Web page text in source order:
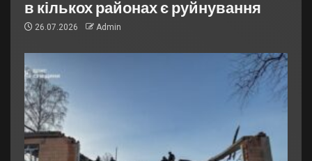
в кількох районах є руйнування
26.07.2026 Admin